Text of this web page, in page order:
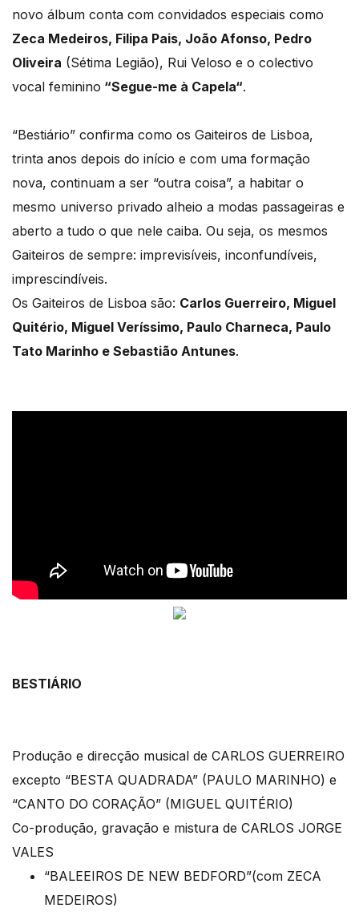
novo álbum conta com convidados especiais como
Zeca Medeiros, Filipa Pais, João Afonso, Pedro
Oliveira (Sétima Legião), Rui Veloso e o colectivo
vocal feminino “Segue-me à Capela“.
“Bestiário” confirma como os Gaiteiros de Lisboa,
trinta anos depois do início e com uma formação
nova, continuam a ser “outra coisa”, a habitar o
mesmo universo privado alheio a modas passageiras e
aberto a tudo o que nele caiba. Ou seja, os mesmos
Gaiteiros de sempre: imprevisíveis, inconfundíveis,
imprescindíveis.
Os Gaiteiros de Lisboa são: Carlos Guerreiro, Miguel
Quitério, Miguel Veríssimo, Paulo Charneca, Paulo
Tato Marinho e Sebastião Antunes.
BESTIÁRIO
Produção e direcção musical de CARLOS GUERREIRO
excepto “BESTA QUADRADA” (PAULO MARINHO) e
“CANTO DO CORAÇÃO” (MIGUEL QUITÉRIO)
Co-produção, gravação e mistura de CARLOS JORGE
VALES
“BALEEIROS DE NEW BEDFORD”(com ZECA
MEDEIROS)